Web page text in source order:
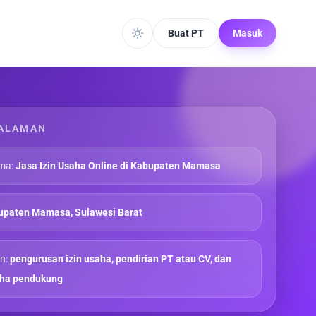
Buat PT Masuk
Jasa Izin Usaha Online di Kabupaten Mamasa
Mamasa, Sulawesi Barat
pengurusan izin usaha, pendirian PT atau CV, dan
pendukung